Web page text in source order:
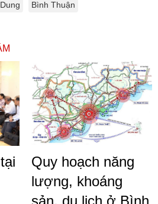
Bình Thuận
Quy hoạch năng
lượng, khoáng